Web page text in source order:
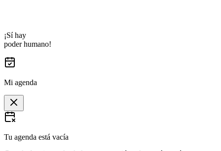
¡Sí hay
poder humano!
Mi agenda
Tu agenda está vacía